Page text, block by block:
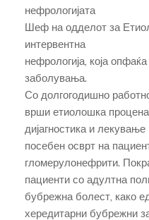
нефрологијата
Шеф на одделот за
интервентна
нефрологија, која
заболувања.
Со долгогодишно
врши етиолошка процена,
дијагностика и
посебен осврт на
гломерулонефрити.
пациенти со адултна
бубрежна болест, како
хередитарни бубрежни